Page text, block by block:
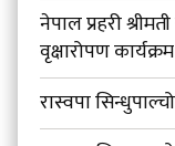
नेपाल प्रहरी
वृक्षारोपण कार्यक्रम
रास्वपा